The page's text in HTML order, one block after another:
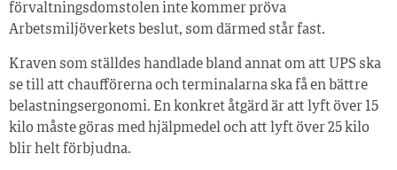
förvaltningsdomstolen inte kommer pröva
Arbetsmiljöverkets beslut, som därmed står fast.
Kraven som ställdes handlade bland annat om att UPS ska
se till att chaufförerna och terminalarna ska få en bättre
belastningsergonomi. En konkret åtgärd är att lyft över 15
kilo måste göras med hjälpmedel och att lyft över 25 kilo
blir helt förbjudna.